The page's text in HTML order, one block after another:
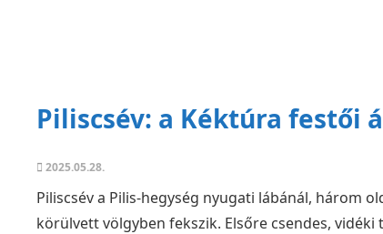
Piliscsév: a Kéktúra festői
2025.05.28.
Piliscsév a Pilis-hegység nyugati lábánál, három
körülvett völgyben fekszik. Elsőre csendes, vidéki